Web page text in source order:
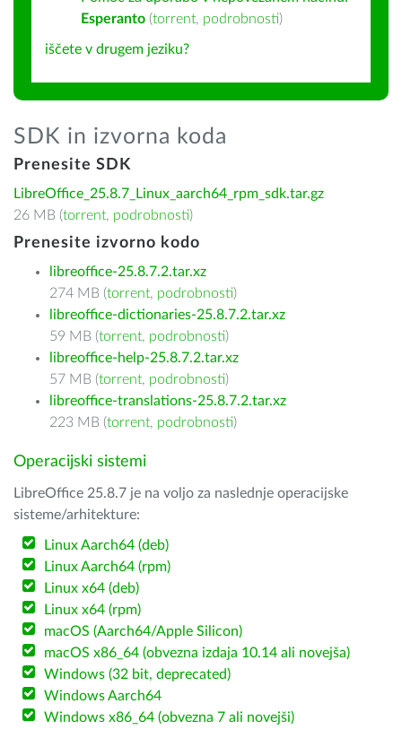
Esperanto (torrent, podrobnosti)
iščete v drugem jeziku?
SDK in izvorna koda
Prenesite SDK
LibreOffice_25.8.7_Linux_aarch64_rpm_sdk.tar.gz
26 MB (torrent, podrobnosti)
Prenesite izvorno kodo
libreoffice-25.8.7.2.tar.xz
274 MB (torrent, podrobnosti)
libreoffice-dictionaries-25.8.7.2.tar.xz
59 MB (torrent, podrobnosti)
libreoffice-help-25.8.7.2.tar.xz
57 MB (torrent, podrobnosti)
libreoffice-translations-25.8.7.2.tar.xz
223 MB (torrent, podrobnosti)
Operacijski sistemi
LibreOffice 25.8.7 je na voljo za naslednje operacijske
sisteme/arhitekture:
Linux Aarch64 (deb)
Linux Aarch64 (rpm)
Linux x64 (deb)
Linux x64 (rpm)
macOS (Aarch64/Apple Silicon)
macOS x86_64 (obvezna izdaja 10.14 ali novejša)
Windows (32 bit, deprecated)
Windows Aarch64
Windows x86_64 (obvezna 7 ali novejši)